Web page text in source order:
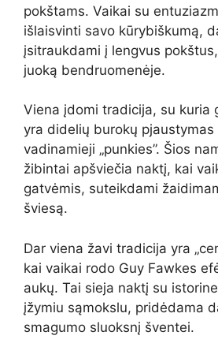
pokštams. Vaikai su
išlaisvinti savo kūrybiškumą,
įsitraukdami į lengvus
juoką bendruomenėje.
Viena įdomi tradicija, su kuria
yra didelių burokų pjaustymas
vadinamieji „punkies”. Šios
žibintai apšviečia naktį, kai
gatvėmis, suteikdami
šviesą.
Dar viena žavi tradicija yra
kai vaikai rodo Guy Fawkes
aukų. Tai sieja naktį su
įžymiu sąmokslu, pridėdama
smagumo sluoksnį šventei.